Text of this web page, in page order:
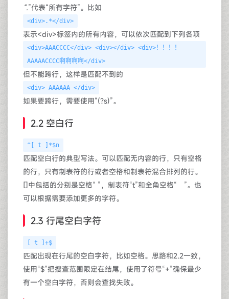
“.”代表“所有字符”。比如
<div>.*</div>
表示<div>标签内的所有内容，可以依次匹配到下列各项
<div>AAACCCC</div> <div></div> <div>！！！！
AAAAACCCC啊啊啊啊</div>
但不能跨行，这样是匹配不到的
<div> AAAAAA </div>
如果要跨行，需要使用“(?s)”。
2.2 空白行
^[ t ]*$n
匹配空白行的典型写法。可以匹配无内容的行，只有空格
的行，只有制表符的行或者空格和制表符混合排列的行。
[]中包括的分别是空格“ ”，制表符“t”和全角空格“ ”。也
可以根据需要添加更多的字符。
2.3 行尾空白字符
[ t ]+$
匹配出现在行尾的空白字符，比如空格。思路和2.2一致，
使用“$”把搜查范围限定在结尾，使用了符号“+”确保最少
有一个空白字符，否则会查找失败。